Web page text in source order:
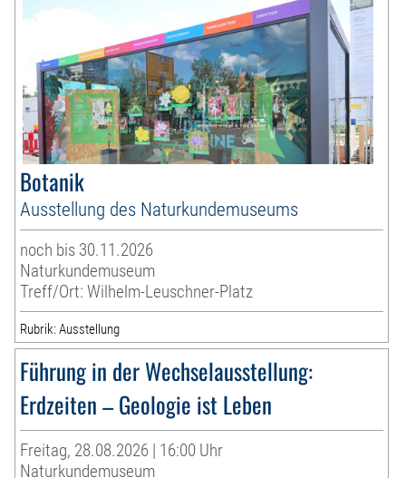
Botanik
Ausstellung des Naturkundemuseums
noch bis 30.11.2026
Naturkundemuseum
Treff/Ort: Wilhelm-Leuschner-Platz
Rubrik: Ausstellung
Führung in der Wechselausstellung:
Erdzeiten – Geologie ist Leben
Freitag, 28.08.2026 | 16:00 Uhr
Naturkundemuseum